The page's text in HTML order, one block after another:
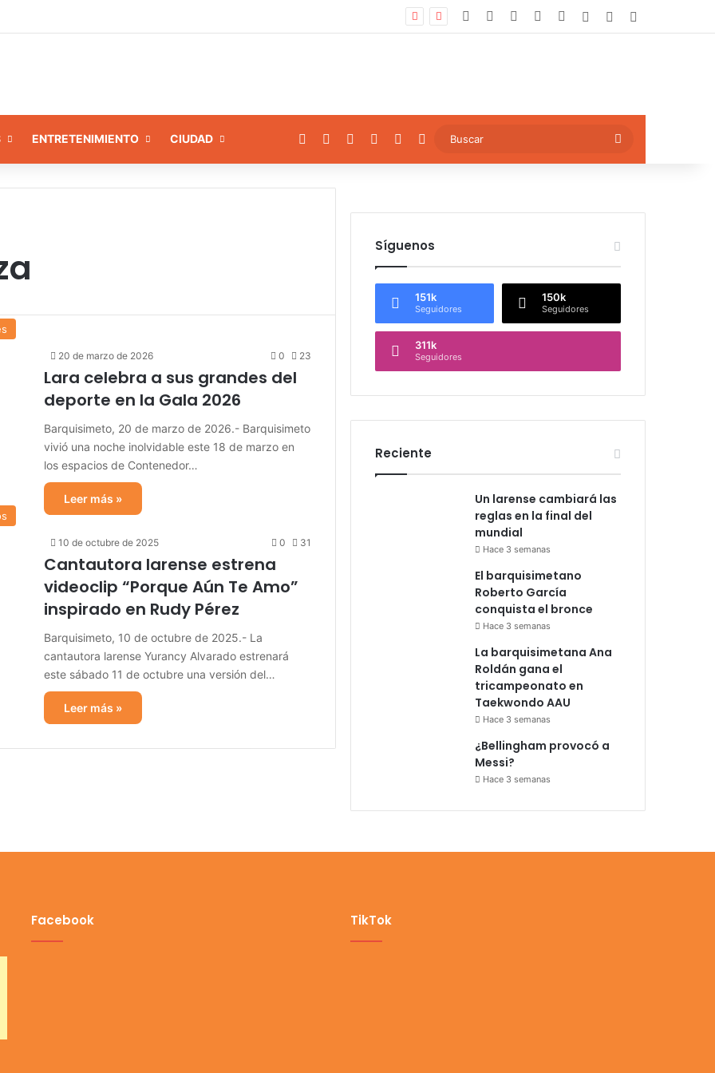
a 8 instituciones educativas en Tamaca Facebook YouTubeInstagram
TikTokLog InArtículo
ENTRETENIMIENTO CIUDAD Facebook YouTubeInstagram
TikTokArtículo aleatorio
20 de marzo de 2026 0 23
Lara celebra a sus grandes del
deporte en la Gala 2026
Barquisimeto, 20 de marzo de 2026.- Barquisimeto
vivió una noche inolvidable este 18 de marzo en
los espacios de Contenedor…
Leer más »
10 de octubre de 2025 0 31
Cantautora larense estrena
videoclip “Porque Aún Te Amo”
inspirado en Rudy Pérez
Barquisimeto, 10 de octubre de 2025.- La
cantautora larense Yurancy Alvarado estrenará
este sábado 11 de octubre una versión del…
Leer más »
Síguenos
151k
Seguidores
150k
Seguidores
311k
Seguidores
Reciente
Un larense cambiará las
reglas en la final del
mundial
Hace 3 semanas
El barquisimetano
Roberto García
conquista el bronce
Hace 3 semanas
La barquisimetana Ana
Roldán gana el
tricampeonato en
Taekwondo AAU
Hace 3 semanas
¿Bellingham provocó a
Messi?
Hace 3 semanas
Facebook TikTok